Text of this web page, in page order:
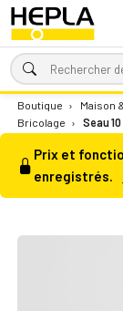
Boutique › Maison
Bricolage › Seau 10
Prix et
enregistrés.